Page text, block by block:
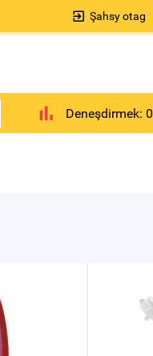
Şahsy otag
Deneşdirmek: 0